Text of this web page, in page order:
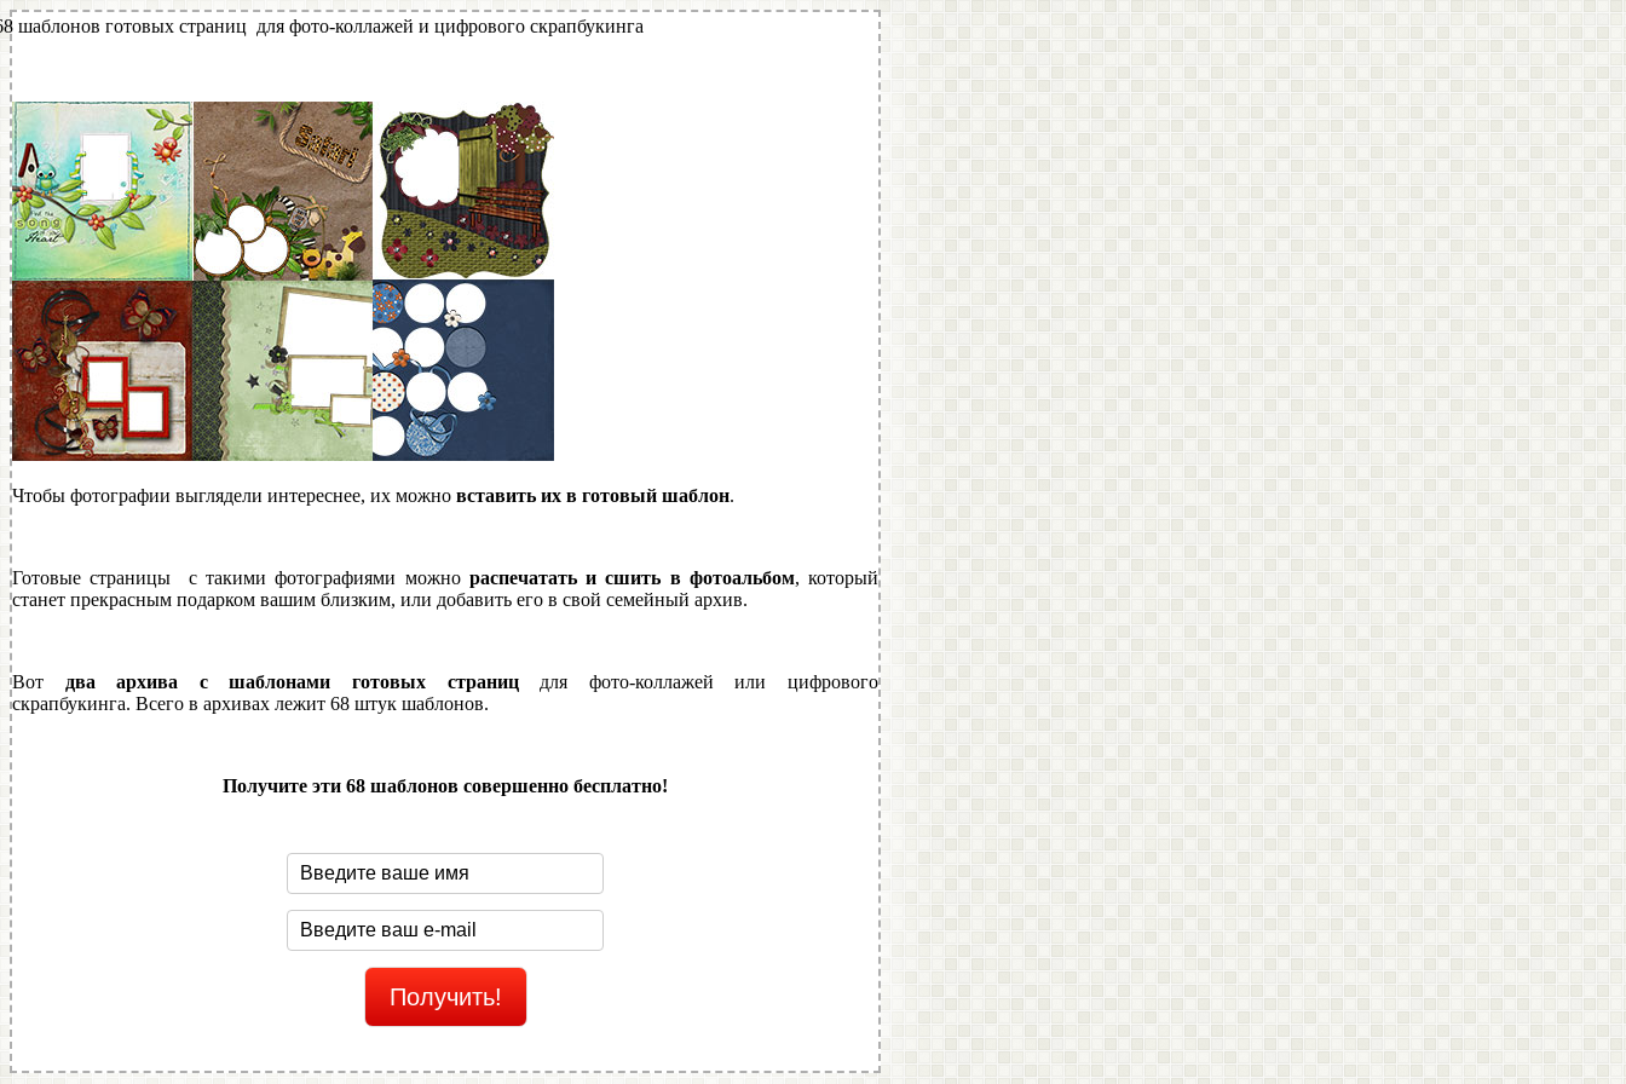
шаблонов готовых страниц для фото-коллажей и цифрового скрапбукинга
Чтобы фотографии выглядели интереснее, их можно вставить их в готовый шаблон.
Готовые страницы с такими фотографиями можно распечатать и сшить в фотоальбом, который
станет прекрасным подарком вашим близким, или добавить его в свой семейный архив.
Вот два архива с шаблонами готовых страницдля фото-коллажей или цифрового
скрапбукинга. Всего в архивах лежит 68 штук шаблонов.
Получите эти 68 шаблонов совершенно бесплатно!